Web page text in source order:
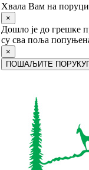
Хвала Вам на
×
Дошло је до грешке
су сва поља
×
ПОШАЉИТЕ ПОРУКУ